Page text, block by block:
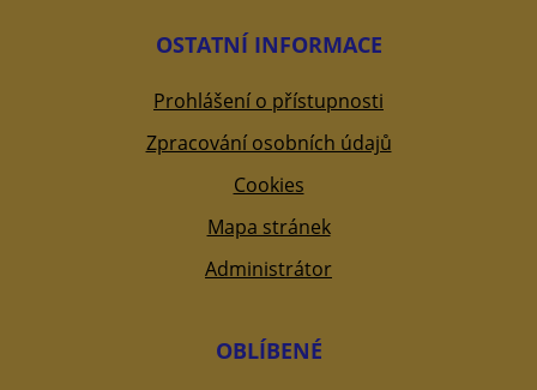
OSTATNÍ INFORMACE
Prohlášení o přístupnosti
Zpracování osobních údajů
Cookies
Mapa stránek
Administrátor
OBLÍBENÉ